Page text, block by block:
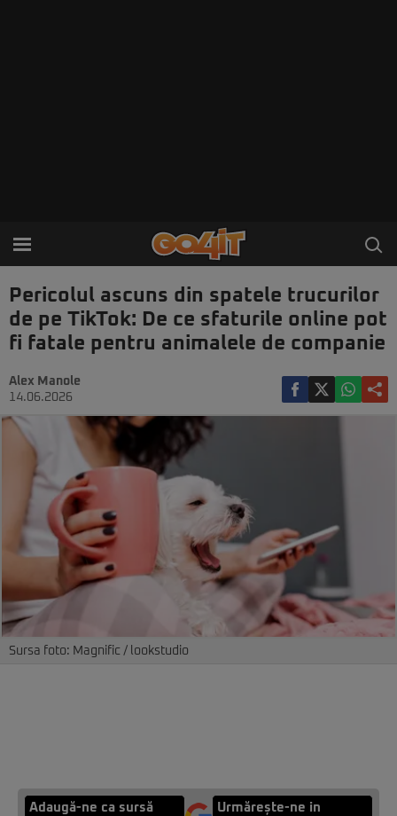
Pericolul ascuns din spatele trucurilor
de pe TikTok: De ce sfaturile online pot
fi fatale pentru animalele de companie
Alex Manole
14.06.2026
Sursa foto: Magnific / lookstudio
Adaugă-ne ca sursă
Urmărește-ne in